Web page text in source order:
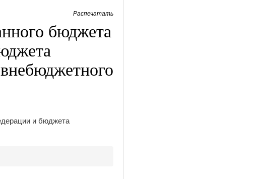
Распечатать
бюджета
и бюджета